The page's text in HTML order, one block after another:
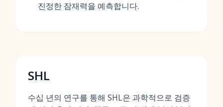
진정한 잠재력을 예측합니다.
SHL
수십 년의 연구를 통해 SHL은 과학적으로 검증